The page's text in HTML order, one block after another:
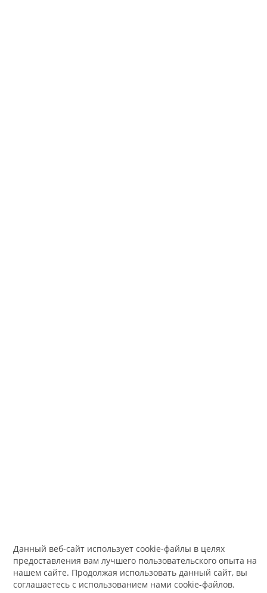
Данный веб-сайт использует cookie-файлы в целях
предоставления вам лучшего пользовательского опыта на
нашем сайте. Продолжая использовать данный сайт, вы
соглашаетесь с использованием нами cookie-файлов.